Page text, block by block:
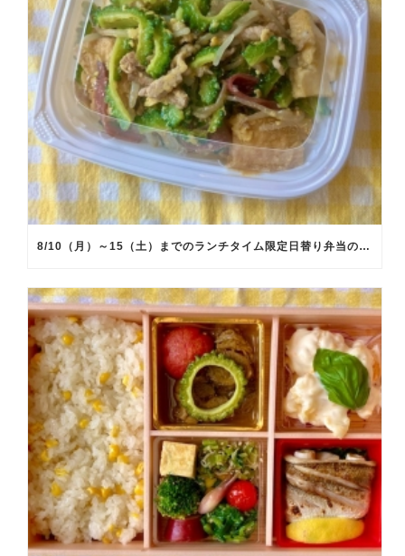
8/10（月）～15（土）までのランチタイム限定日替り弁当のメインメニュー